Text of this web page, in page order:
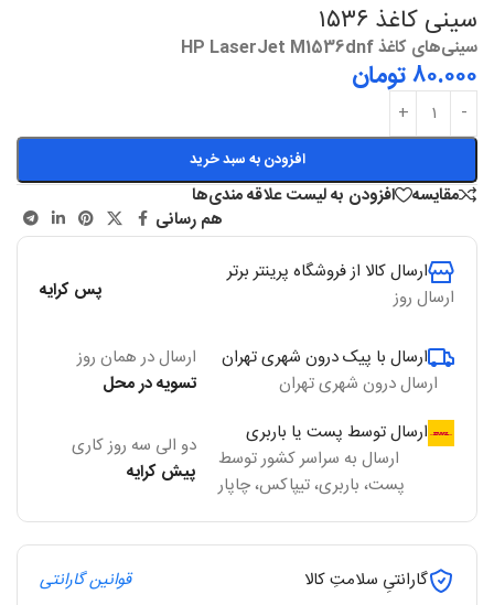
سینی کاغذ ۱۵۳۶
سینی‌های کاغذ HP LaserJet M1536dnf
۸۰.۰۰۰تومان
افزودن به سبد خرید
مقایسه
افزودن به لیست علاقه مندی‌ها
هم رسانی
ارسال کالا از فروشگاه پرینتر برتر
ارسال روز
پس کرایه
ارسال با پیک درون شهری تهران
ارسال درون شهری تهران
ارسال در همان روز
تسویه در محل
ارسال توسط پست یا باربری
ارسال به سراسر کشور توسط
پست، باربری، تیپاکس، چاپار
دو الی سه روز کاری
پیش کرایه
گارانتیِ سلامتِ کالا
قوانین گارانتی